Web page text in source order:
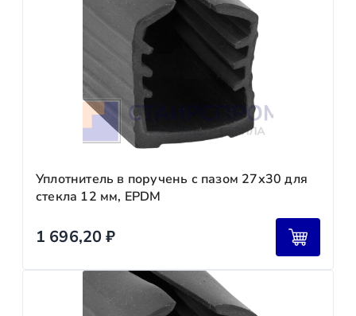
Уплотнитель в поручень с пазом 27х30 для
стекла 12 мм, EPDM
1 696,20₽